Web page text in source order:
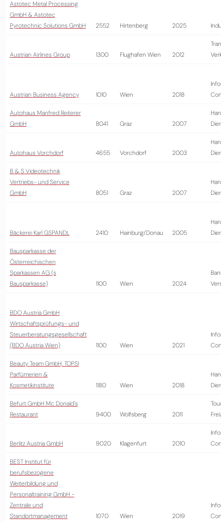
Astotec Metal Processing
GmbH & Astotec
Pyrotechnic Solutions GmbH
2552 Hirtenberg 2025
Austrian Airlines Group 1300 Flughafen Wien 2012
Austrian Business Agency 1010 Wien 2018
Autohaus Manfred Reiterer
GmbH
8041 Graz 2007
Autohaus Vorchdorf 4655 Vorchdorf 2003
B & S Videotechnik
Vertriebs- und Service
GmbH
8051 Graz 2007
Bäckerei Karl GSPANDL 2410 Hainburg/Donau 2005
Bausparkasse der
Österreichischen
Sparkassen AG (s
Bausparkasse)
1100 Wien 2024
BDO Austria GmbH
Wirtschaftsprüfungs- und
Steuerberatungsgesellschaft
(BDO Austria Wien)
1100 Wien 2021
Beauty Team GmbH, TOPSI
Parfümerien &
Kosmetikinstitute
1180 Wien 2018
Befurt GmbH Mc Donald´s
Restaurant
9400 Wolfsberg 2011
Berlitz Austria GmbH 9020 Klagenfurt 2010
BEST Institut für
berufsbezogene
Weiterbildung und
Personaltraining GmbH -
Zentrale und
Standortmanagement
1070 Wien 2019